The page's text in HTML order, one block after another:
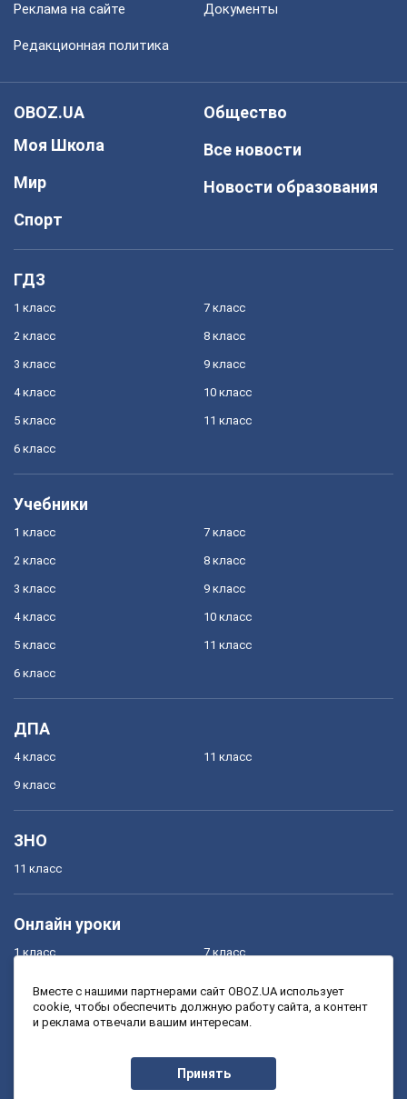
Реклама на сайте Документы
Редакционная политика
OBOZ.UA
Моя Школа
Мир
Спорт
Общество
Все новости
Новости образования
ГДЗ
1 класс
2 класс
3 класс
4 класс
5 класс
6 класс
7 класс
8 класс
9 класс
10 класс
11 класс
Учебники
1 класс
2 класс
3 класс
4 класс
5 класс
6 класс
7 класс
8 класс
9 класс
10 класс
11 класс
ДПА
4 класс
9 класс
11 класс
ЗНО
11 класс
Онлайн уроки
1 класс
3 класс
7 класс
9 класс
Вместе с нашими партнерами сайт OBOZ.UA использует
cookie, чтобы обеспечить должную работу сайта, а контент
и реклама отвечали вашим интересам.
Принять